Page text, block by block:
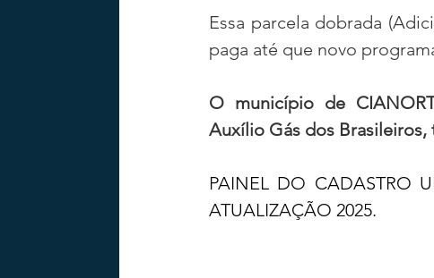
Essa parcela dobrada
paga até que novo
O município de
Auxílio Gás dos Brasileiros,
PAINEL DO CADASTRO
ATUALIZAÇÃO 2025.